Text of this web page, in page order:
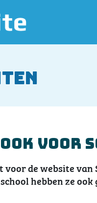
voor
voor de website van
hebben ze